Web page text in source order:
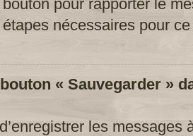
pour rapporter le
nécessaires pour
« Sauvegarder »
les messages